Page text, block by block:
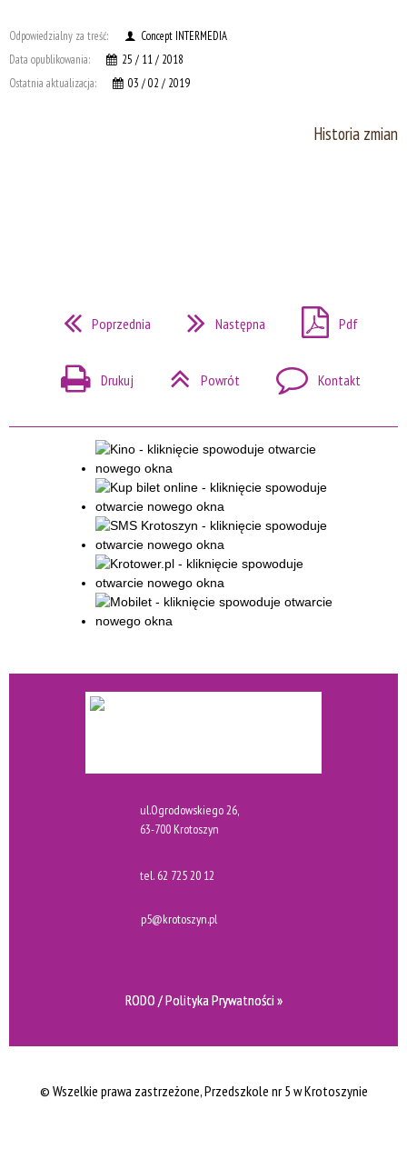
Odpowiedzialny za treść:
Concept INTERMEDIA
Data opublikowania:
25 / 11 / 2018
Ostatnia aktualizacja:
03 / 02 / 2019
Historia zmian
Poprzednia Następna Pdf
Drukuj Powrót Kontakt
ul.Ogrodowskiego 26,
63-700 Krotoszyn
tel. 62 725 20 12
p5@krotoszyn.pl
RODO / Polityka Prywatności »
© Wszelkie prawa zastrzeżone, Przedszkole nr 5 w Krotoszynie